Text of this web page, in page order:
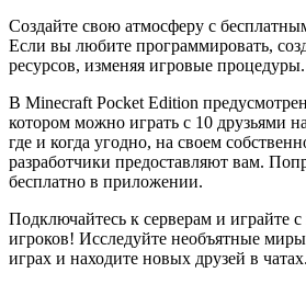
Создайте свою атмосферу с
Если вы любите программировать,
ресурсов, изменяя игровые процедуры.
В Minecraft Pocket Edition
котором можно играть с 10 друзьями
где и когда угодно, на своем
разработчики предоставляют вам.
бесплатно в приложении.
Подключайтесь к серверам и играйте
игроков! Исследуйте необъятные
играх и находите новых друзей в чатах.